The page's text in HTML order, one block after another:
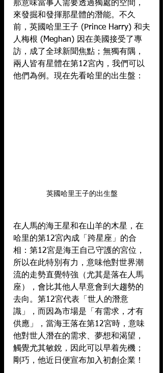
那意味當事人需要透過獨處的空間，
來發掘和發揮那星體的潛能。不久
前，英國哈里王子 (Prince Harry) 和夫
人梅根 (Meghan) 因在美國接受了專
訪，成了全球新聞焦點；無獨有隅，
兩人皆有星體在第12宮內，我們可以
他們為例。現在先看哈里的出生盤：
英國哈里王子的出生盤
在人馬的海王星和在山羊的木星，在
哈里的第12宮內成「跨星座」的合
相：第12宮是海王自己守護的宮位，
所以在此特別有力，意味他對世界潮
流的走勢直覺特強（尤其是落在人馬
座），會比其他人早意會到大趨勢的
去向。第12宮代表「世人的潛意
識」，而因為市場是「有需求，才有
供應」，當海王落在第12宮時，意味
他對世人潛在的需求、夢想和渴望，
觸覺尤其敏銳，因此可以早着先機；
剛巧，他近日便宣布加入初創企業！